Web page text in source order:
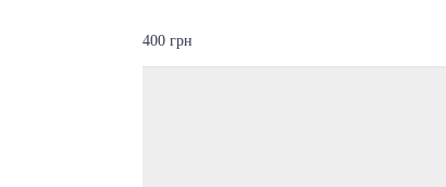
400 грн